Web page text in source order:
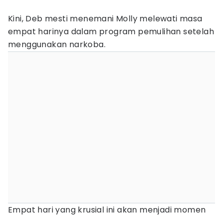
Kini, Deb mesti menemani Molly melewati masa
empat harinya dalam program pemulihan setelah
menggunakan narkoba.
Empat hari yang krusial ini akan menjadi momen